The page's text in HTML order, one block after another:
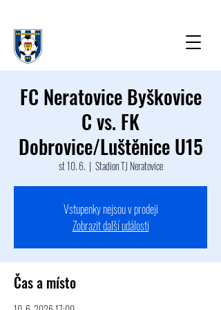
FC Neratovice Byškovice
C vs. FK
Dobrovice/Luštěnice U15
st 10. 6.
  |
Stadion TJ Neratovice
Vstupenky nejsou v prodeji
Zobrazit další události
Čas a místo